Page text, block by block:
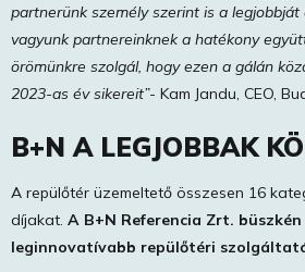
partnerünk személy szerint is a
vagyunk partnereinknek a hatékony
örömünkre szolgál, hogy ezen a gálán
2023-as év sikereit”- Kam Jandu, CEO,
B+N A LEGJOBBAK
A repülőtér üzemeltető összesen 16
díjakat. A B+N Referencia Zrt.
leginnovatívabb repülőtéri